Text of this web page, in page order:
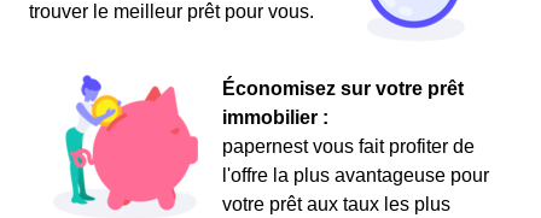
trouver le meilleur prêt pour vous.
Économisez sur votre prêt
immobilier :
papernest vous fait profiter de
l'offre la plus avantageuse pour
votre prêt aux taux les plus